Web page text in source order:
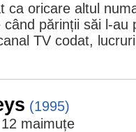
ca oricare altul
când părinții săi l-au
TV codat,
(1995)
maimuțe